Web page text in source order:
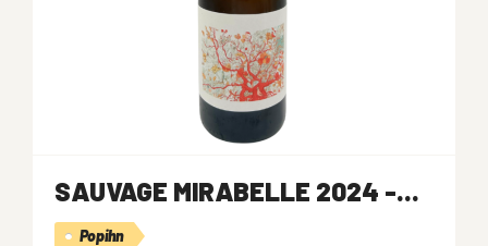
SAUVAGE MIRABELLE 2024 -...
Popihn